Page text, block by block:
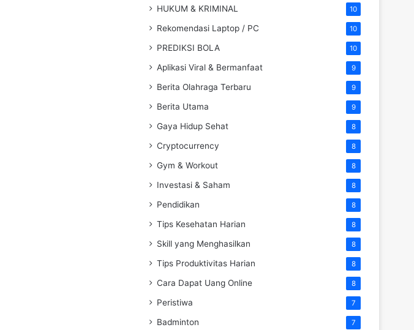
HUKUM & KRIMINAL 10
Rekomendasi Laptop / PC 10
PREDIKSI BOLA 10
Aplikasi Viral & Bermanfaat 9
Berita Olahraga Terbaru 9
Berita Utama 9
Gaya Hidup Sehat 8
Cryptocurrency 8
Gym & Workout 8
Investasi & Saham 8
Pendidikan 8
Tips Kesehatan Harian 8
Skill yang Menghasilkan 8
Tips Produktivitas Harian 8
Cara Dapat Uang Online 8
Peristiwa 7
Badminton 7